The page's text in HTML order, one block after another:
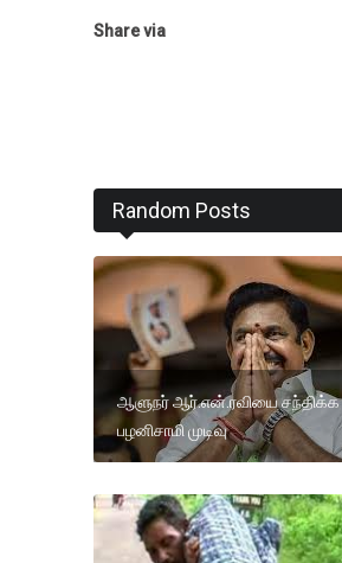
Share via
Random Posts
ஆளுநர் ஆர்.என்.ரவியை சந்திக்க
பழனிசாமி முடிவு